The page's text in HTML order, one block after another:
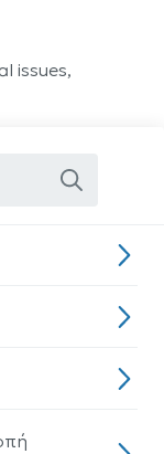
issues,